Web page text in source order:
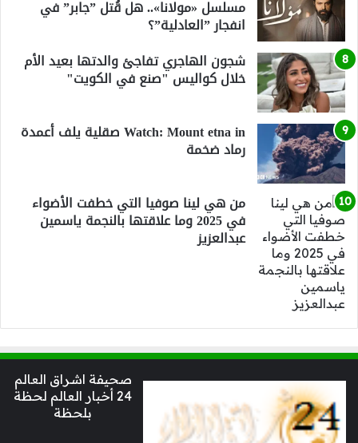
مسلسل «مولانا».. هل قُتل ”جابر” في
انفجار ”العادلية”؟
شجون الهاجري تفاجئ والدتها بعيد الأم
خلال كواليس "صنع في الكويت"
Watch: Mount etna in صقلية يلف أعمدة
رماد ضخمة
من هي لينا صوفيا التي خطفت الأضواء
في 2025 وما علاقتها بالنجمة ياسمين
عبدالعزيز
صحيفة اشراق العالم
24 أخبار العالم لحظة
بلحظة